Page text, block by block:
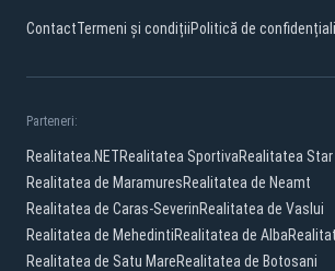
ContactTermeni și condițiiPolitică de
Parteneri:
Realitatea.NETRealitatea SportivaRealitatea Star
Realitatea de MaramuresRealitatea de Neamt
Realitatea de Caras-SeverinRealitatea de Vaslui
Realitatea de MehedintiRealitatea de Alba
Realitatea de Satu MareRealitatea de Botosani